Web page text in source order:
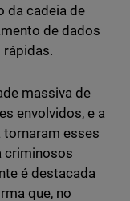
da cadeia de
de dados
rápidas.
massiva de
envolvidos, e a
tornaram esses
criminosos
é destacada
que, no